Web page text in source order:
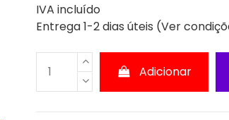
IVA incluído
Entrega 1-2 dias úteis (Ver
Adicionar